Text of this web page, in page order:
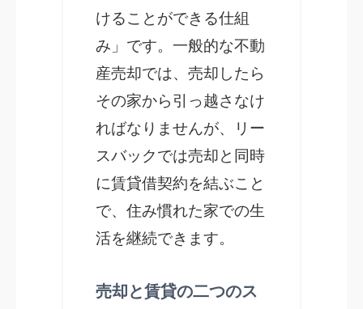
けることができる仕組
み」です。一般的な不動
産売却では、売却したら
その家から引っ越さなけ
ればなりませんが、リー
スバックでは売却と同時
に賃貸借契約を結ぶこと
で、住み慣れた家での生
活を継続できます。
売却と賃貸の二つのス